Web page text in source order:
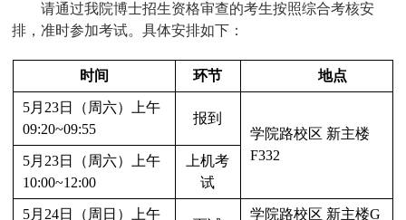
请通过我院博士招生资格审查的考生按照综合考核安
排，准时参加考试。具体安排如下：
时间 环节 地点
5月23日（周六）上午
09:20~09:55
报到
学院路校区 新主楼
F332
5月23日（周六）上午
10:00~12:00
上机考
试
5月24日（周日）上午
学院路校区 新主楼G